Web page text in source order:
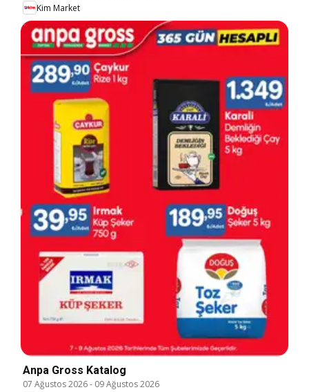
Kim Market
Anpa Gross Katalog
07 Ağustos 2026- 09 Ağustos 2026